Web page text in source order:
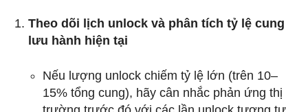
Theo dõi lịch unlock và phân tích tỷ lệ cung
lưu hành hiện tại
Nếu lượng unlock chiếm tỷ lệ lớn (trên 10–
15% tổng cung), hãy cân nhắc phản ứng thị